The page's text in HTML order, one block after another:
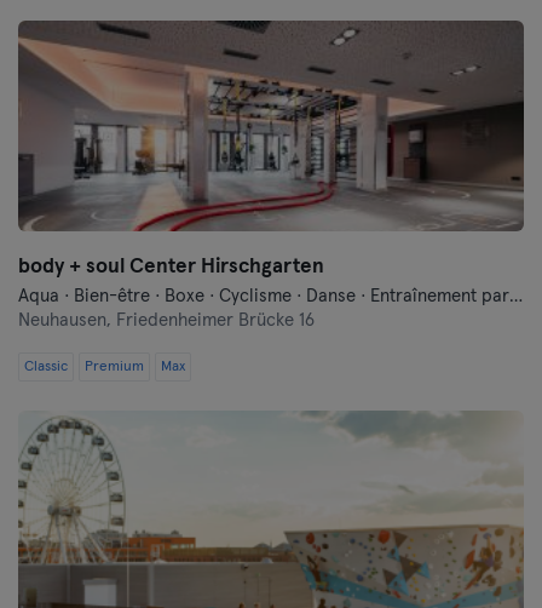
body + soul Center Hirschgarten
Aqua · Bien-être · Boxe · Cyclisme · Danse · Entraînement par vibration · Fitness · Functional Training · Indoor Cycling · Natation · Pilates · Yoga
Neuhausen, Friedenheimer Brücke 16
Classic Premium Max
Hambourg
Hanau
Hanovre
Heidenheim